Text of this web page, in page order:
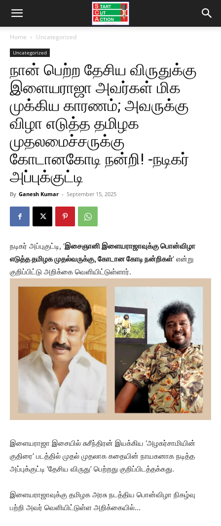
Home Uncategorized
Uncategorized
நான் பெற்ற தேசிய விருதுக்கு
இளையராஜா அவர்கள் மிக
முக்கிய காரணம்; அவருக்கு
விழா எடுத்த தமிழக
முதலமைச்சருக்கு
கோடானகோடி நன்றி! -நடிகர்
அப்புக்குட்டி
By Ganesh Kumar - September 15, 2025
நடிகர் அப்புகுட்டி, ‘இசைஞானி இளையராஜாவுக்கு பொன்விழா
எடுத்த தமிழக முதல்வருக்கு, கோடான கோடி நன்றிகள்‘ என்று
குறிப்பிட்டு அறிக்கை வெளியிட்டுள்ளார்.
இளையராஜா இசையில் சுசீந்திரன் இயக்கிய ‘அழகர்சாமியின்
குதிரை’ படத்தில் முதல் முதலாக கதையின் நாயகனாக நடித்த
அப்புக்குட்டி ‘தேசிய விருது’ பெற்றது குறிப்பிடத்தக்கது.
இளையராஜாவுக்கு தமிழக அரசு நடத்திய பொன்விழா நிகழ்வு
பற்றி அவர் வெளியிட்டுள்ள அறிக்கையில்…